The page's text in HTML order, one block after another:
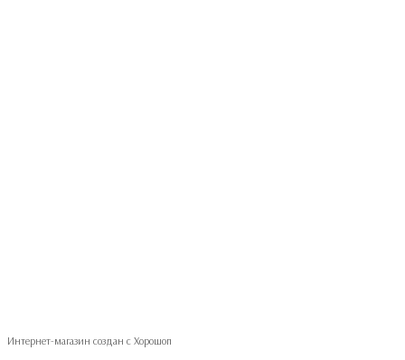
Интернет-магазин создан с Хорошоп